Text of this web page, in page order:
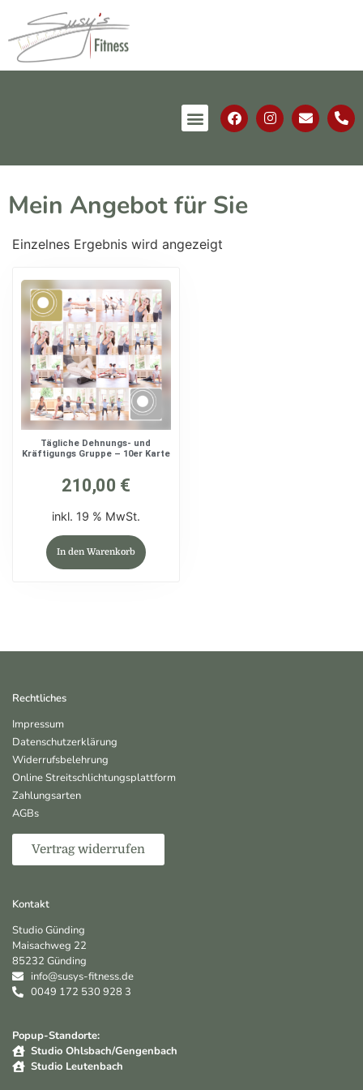
Mein Angebot für Sie
Einzelnes Ergebnis wird angezeigt
Tägliche Dehnungs- und
Kräftigungs Gruppe – 10er Karte
210,00 €
inkl. 19 % MwSt.
In den Warenkorb
Rechtliches
Impressum
Datenschutzerklärung
Widerrufsbelehrung
Online Streitschlichtungsplattform
Zahlungsarten
AGBs
Vertrag widerrufen
Kontakt
Studio Günding
Maisachweg 22
85232 Günding
info@susys-fitness.de
0049 172 530 928 3
Popup-Standorte:
Studio Ohlsbach/Gengenbach
Studio Leutenbach